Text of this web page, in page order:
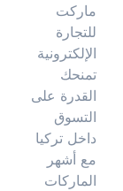
ماركت
للتجارة
الإلكترونية
تمنحك
القدرة على
التسوق
داخل تركيا
مع أشهر
الماركات